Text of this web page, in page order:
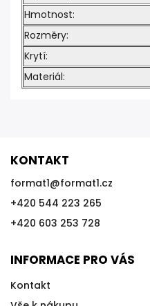
Hmotnost:
Rozměry:
Krytí:
Materiál:
KONTAKT
format1@format1.cz
+420 544 223 265
+420 603 253 728
INFORMACE PRO VÁS
Kontakt